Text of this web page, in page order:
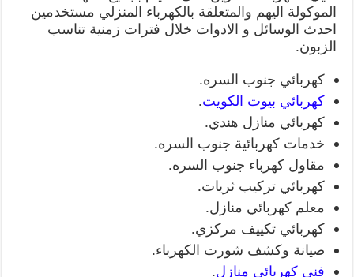
الموكولة اليهم والمتعلقة بالكهرباء المنزلي مستخدمين
احدث الوسائل و الادوات خلال فترات زمنية تناسب
الزبون.
كهربائي جنوب السره.
كهربائي بيوت الكويت.
كهربائي منازل هندي.
خدمات كهربائية جنوب السره.
مقاول كهرباء جنوب السره.
كهربائي تركيب ثريات.
معلم كهربائي منازل.
كهربائي تكييف مركزي.
صيانة وكشف شورت الكهرباء.
فني كهربائي منازل.